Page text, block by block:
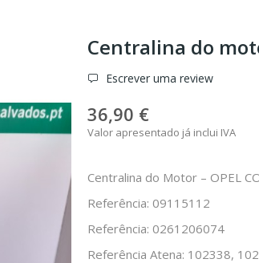
Centralina do
Escrever uma review
36,90 €
Valor apresentado já inclui IVA
Centralina do Motor – OPEL
Referência: 09115112
Referência: 0261206074
Referência Atena: 102338,